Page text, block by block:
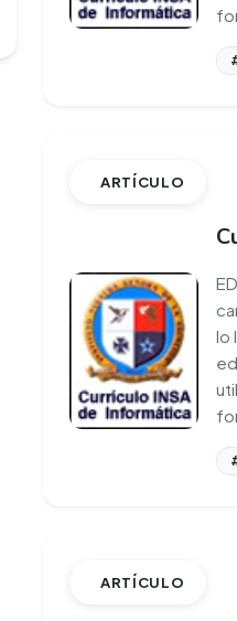
ARTÍCULO
lo
ARTÍCULO